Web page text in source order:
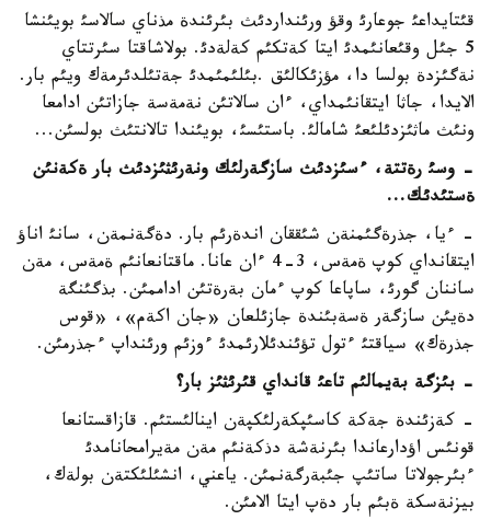
قئتايداعئ جوعارئ وقؤ ورئنداردئث بئرئندة مذناي سالاسئ بويئنشا
5 جئل وقئعانئمدئ ايتا كةتكئم كةلةدئ. بولاشاقتا سئرتتاي
نةگئزدة بولسا دا، مؤزئكالئق .بئلئمئمدئ جةتئلدئرمةك ويئم بار.
الايدا، جاثا ايتقانئمداي، ءان سالاتئن نةمةسة جازاتئن ادامعا
ونئث ماثئزدئلئعئ شامالئ. باستئسئ، بويئندا تالانتئث بولسئن...
- وسئ رةتتة، ءسئزدئث سازگةرلئك ونةرئثئزدئث بار ةكةنئن
ةستئدئك...
- ءيا، جذرةگئمنةن شئققان اندةرئم بار. دةگةنمةن، سانئ اناؤ
ايتقانداي كوپ ةمةس، 3-4 ءان عانا. ماقتانعانئم ةمةس، مةن
ساننان گورئ، ساپاعا كوپ ءمان بةرةتئن اداممئن. بذگئنگة
دةيئن سازگةر ةسةبئندة جازئلعان «جان اكةم»، «قوس
جذرةك» سياقتئ ءتول تؤئندئلارئمدئ ءوزئم ورئنداپ ءجذرمئن.
- بئزگة بةيمالئم تاعئ قانداي قئرئثئز بار؟
- كةزئندة جةكة كاسئپكةرلئكپةن اينالئستئم. قازاقستانعا
قونئس اؤدارعاندا بئرنةشة دذكةنئم مةن مةيرامحانامدئ
ءبئرجولاتا ساتئپ جئبةرگةنمئن. ياعني، انشئلئكتةن بولةك،
بيزنةسكة ةبئم بار دةپ ايتا الامئن.